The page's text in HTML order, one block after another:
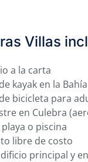
Villas
a la carta
kayak en la
bicicleta para
en Culebra
o piscina
libre de costo
principal y